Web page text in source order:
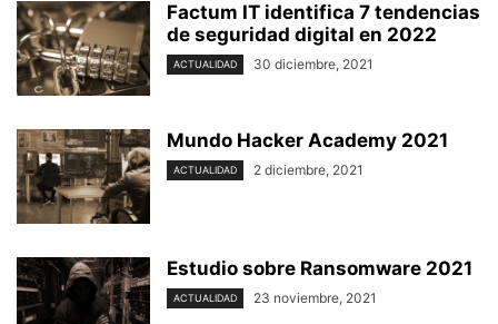
Factum IT identifica 7 tendencias
de seguridad digital en 2022
ACTUALIDAD 30 diciembre, 2021
Mundo Hacker Academy 2021
ACTUALIDAD 2 diciembre, 2021
Estudio sobre Ransomware 2021
ACTUALIDAD 23 noviembre, 2021